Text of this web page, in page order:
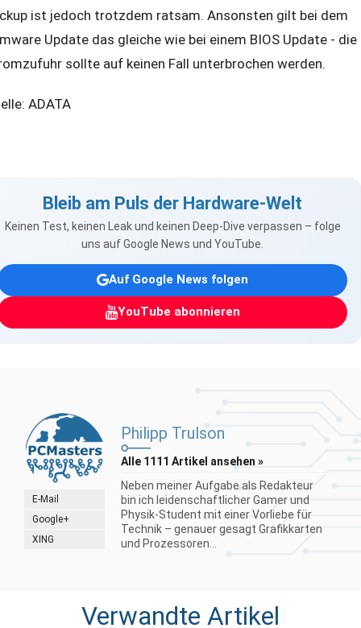
ist jedoch trotzdem ratsam. Ansonsten gilt bei dem
Update das gleiche wie bei einem BIOS Update - die
sollte auf keinen Fall unterbrochen werden.
ADATA
Bleib am Puls der Hardware-Welt
Keinen Test, keinen Leak und keinen Deep-Dive verpassen – folge
uns auf Google News und YouTube.
Auf Google News folgen
YouTube abonnieren
E-Mail
Google+
XING
Philipp Trulson
Alle 1111 Artikel ansehen »
Neben meiner Aufgabe als Redakteur
bin ich leidenschaftlicher Gamer und
Physik-Student mit einer Vorliebe für
Technik – genauer gesagt Grafikkarten
und Prozessoren...
Verwandte Artikel